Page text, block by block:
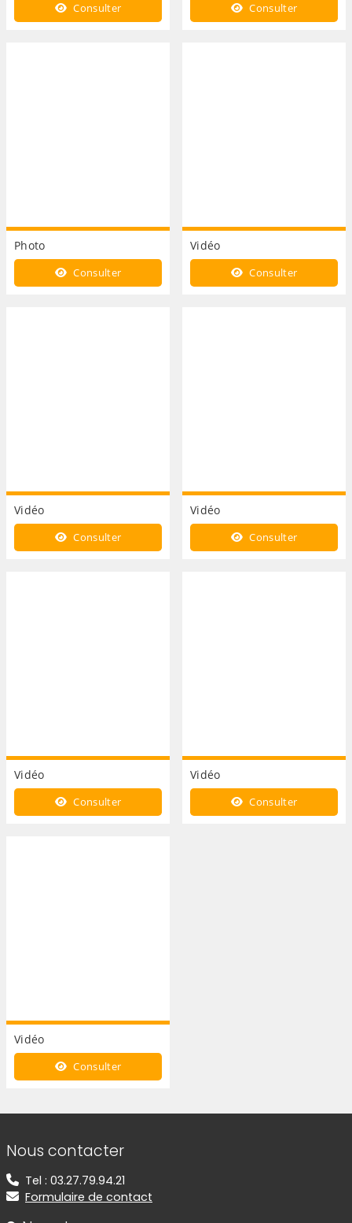
Consulter Consulter
Photo
Consulter
Vidéo
Consulter
Vidéo
Consulter
Vidéo
Consulter
Vidéo
Consulter
Vidéo
Consulter
Vidéo
Consulter
Informations de contact
Nous contacter
Tel : 03.27.79.94.21
Formulaire de contact